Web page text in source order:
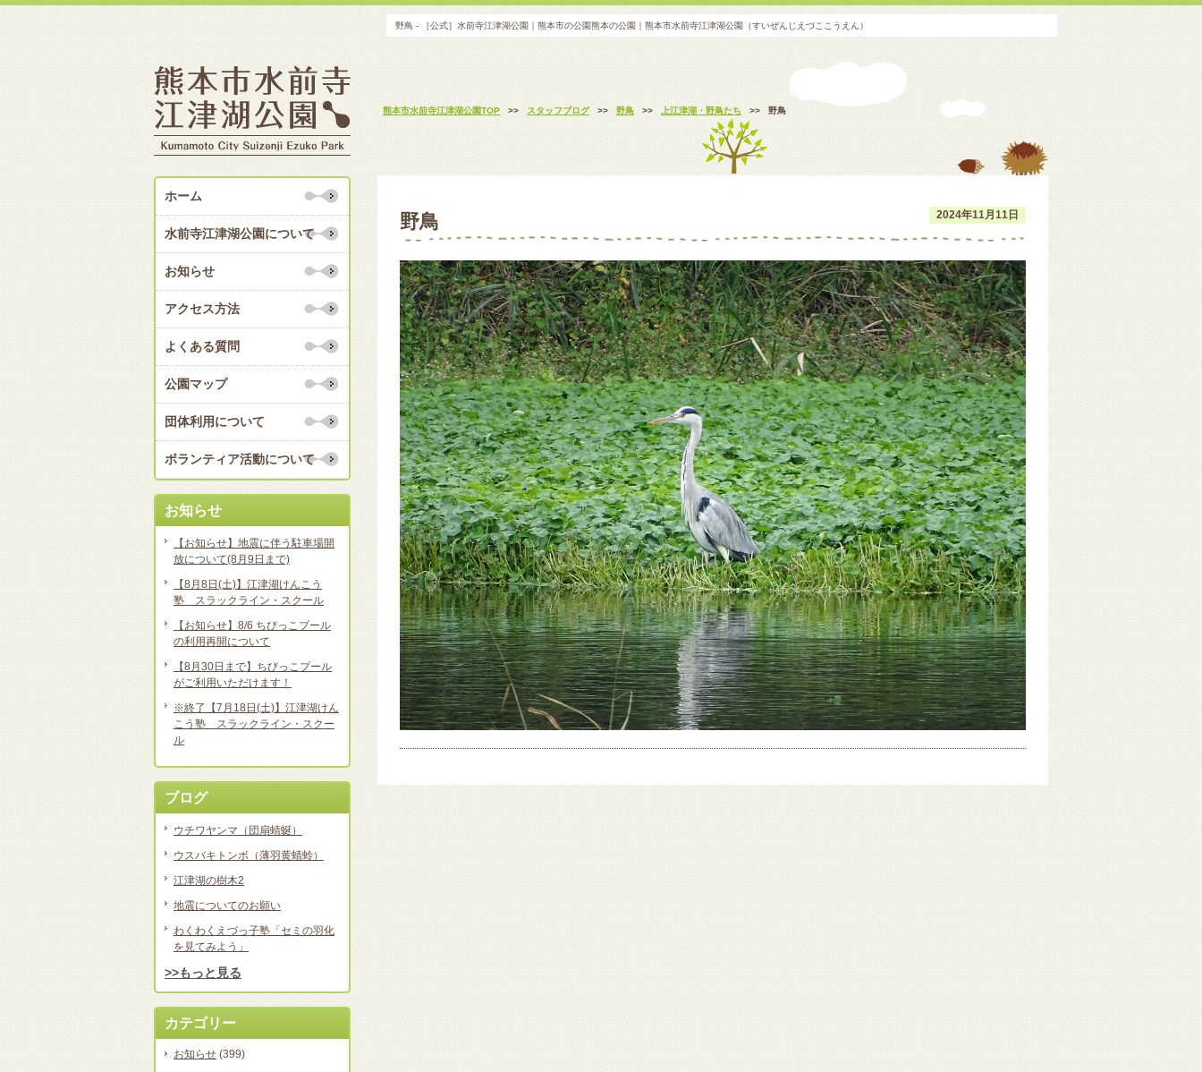
野鳥 - ［公式］水前寺江津湖公園｜熊本市の公園熊本の公園｜熊本市水前寺江津湖公園（すいぜんじえづここうえん）
熊本市水前寺江津湖公園TOP >> スタッフブログ >> 野鳥 >> 上江津湖・野鳥たち >> 野鳥
2024年11月11日
野鳥
ホーム
水前寺江津湖公園について
お知らせ
アクセス方法
よくある質問
公園マップ
団体利用について
ボランティア活動について
お知らせ
【お知らせ】地震に伴う駐車場開
放について(8月9日まで)
【8月8日(土)】江津湖けんこう
塾 スラックライン・スクール
【お知らせ】8/6 ちびっこプール
の利用再開について
【8月30日まで】ちびっこプール
がご利用いただけます！
※終了【7月18日(土)】江津湖けん
こう塾 スラックライン・スクー
ル
ブログ
ウチワヤンマ（団扇蜻蜒）
ウスバキトンボ（薄羽黄蜻蛉）
江津湖の樹木2
地震についてのお願い
わくわくえづっ子塾「セミの羽化
を見てみよう」
>>もっと見る
カテゴリー
お知らせ (399)